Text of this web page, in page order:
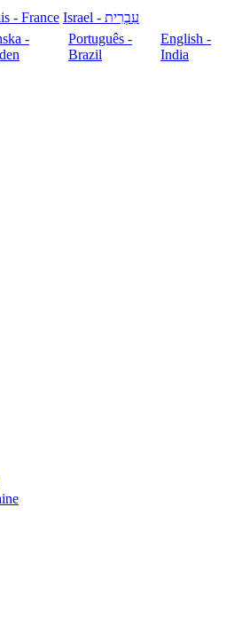
- France
עִבְרִית - Israel
-
Português -
Brazil
English -
India